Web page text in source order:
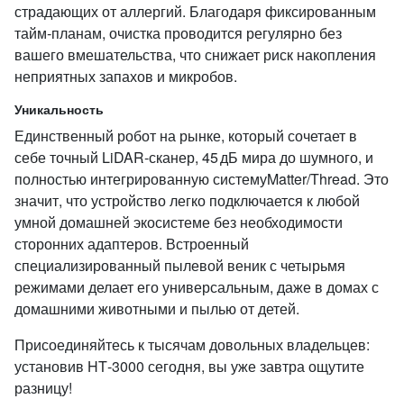
страдающих от аллергий. Благодаря фиксированным
тайм‑планам, очистка проводится регулярно без
вашего вмешательства, что снижает риск накопления
неприятных запахов и микробов.
Уникальность
Единственный робот на рынке, который сочетает в
себе точный LiDAR‑сканер, 45 дБ мира до шумного, и
полностью интегрированную системуMatter/Thread. Это
значит, что устройство легко подключается к любой
умной домашней экосистеме без необходимости
сторонних адаптеров. Встроенный
специализированный пылевой веник с четырьмя
режимами делает его универсальным, даже в домах с
домашними животными и пылью от детей.
Присоединяйтесь к тысячам довольных владельцев:
установив HT‑3000 сегодня, вы уже завтра ощутите
разницу!